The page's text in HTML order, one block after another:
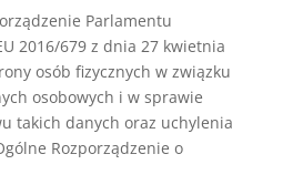
Parlamentu
2016/679 z dnia 27 kwietnia
osób fizycznych w związku
osobowych i w sprawie
takich danych oraz uchylenia
Rozporządzenie o